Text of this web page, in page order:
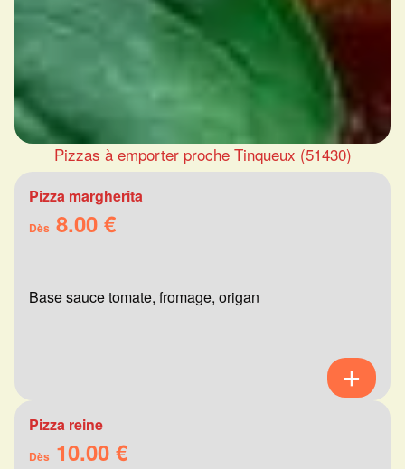
Pizzas à emporter proche Tinqueux (51430)
Pizza margherita
Dès 8.00 €
Base sauce tomate, fromage, origan
Pizza reine
Dès 10.00 €